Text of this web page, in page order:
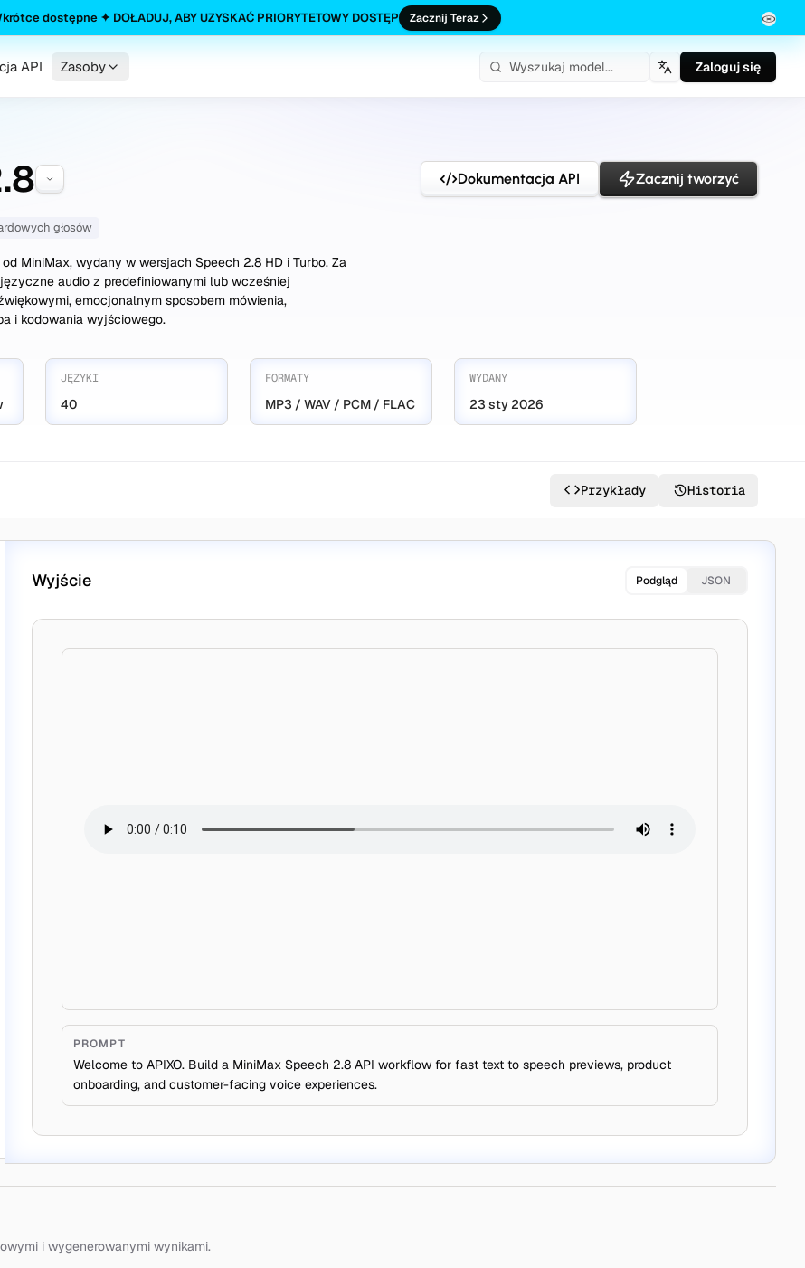
dostępne ✦ DOŁADUJ, ABY UZYSKAĆ PRIORYTETOWY DOSTĘP Zacznij Teraz
API Zasoby PolskiZaloguj się
Dokumentacja API Zacznij tworzyć
głosów
MiniMax, wydany w wersjach Speech 2.8 HD i Turbo. Za
audio z predefiniowanymi lub wcześniej
emocjonalnym sposobem mówienia,
i kodowania wyjściowego.
JĘZYKI
40
FORMATY
MP3 / WAV / PCM / FLAC
WYDANY
23 sty 2026
Przykłady Historia
Wyjście Podgląd JSON
PROMPT
Welcome to APIXO. Build a MiniMax Speech 2.8 API workflow for fast text to speech previews, product
onboarding, and customer-facing voice experiences.
i wygenerowanymi wynikami.